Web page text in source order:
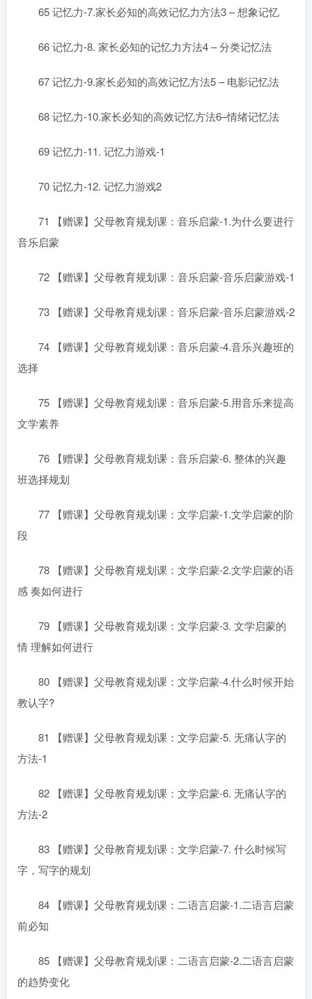
65 记忆力-7.家长必知的高效记忆力方法3 – 想象记忆
66 记忆力-8. 家长必知的记忆力方法4 – 分类记忆法
67 记忆力-9.家长必知的高效记忆方法5 – 电影记忆法
68 记忆力-10.家长必知的高效记忆方法6–情绪记忆法
69 记忆力-11. 记忆力游戏-1
70 记忆力-12. 记忆力游戏2
71 【赠课】父母教育规划课：音乐启蒙-1.为什么要进行
音乐启蒙
72 【赠课】父母教育规划课：音乐启蒙-音乐启蒙游戏-1
73 【赠课】父母教育规划课：音乐启蒙-音乐启蒙游戏-2
74 【赠课】父母教育规划课：音乐启蒙-4.音乐兴趣班的
选择
75 【赠课】父母教育规划课：音乐启蒙-5.用音乐来提高
文学素养
76 【赠课】父母教育规划课：音乐启蒙-6. 整体的兴趣
班选择规划
77 【赠课】父母教育规划课：文学启蒙-1.文学启蒙的阶
段
78 【赠课】父母教育规划课：文学启蒙-2.文学启蒙的语
感 奏如何进行
79 【赠课】父母教育规划课：文学启蒙-3. 文学启蒙的
情 理解如何进行
80 【赠课】父母教育规划课：文学启蒙-4.什么时候开始
教认字?
81 【赠课】父母教育规划课：文学启蒙-5. 无痛认字的
方法-1
82 【赠课】父母教育规划课：文学启蒙-6. 无痛认字的
方法-2
83 【赠课】父母教育规划课：文学启蒙-7. 什么时候写
字，写字的规划
84 【赠课】父母教育规划课：二语言启蒙-1.二语言启蒙
前必知
85 【赠课】父母教育规划课：二语言启蒙-2.二语言启蒙
的趋势变化